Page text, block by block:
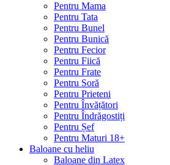
Pentru Mama
Pentru Tata
Pentru Bunel
Pentru Bunică
Pentru Fecior
Pentru Fiică
Pentru Frate
Pentru Soră
Pentru Prieteni
Pentru Învățători
Pentru Îndrăgostiți
Pentru Șef
Pentru Maturi 18+
Baloane cu heliu
Baloane din Latex